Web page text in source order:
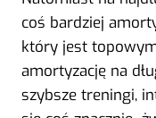
coś bardziej
który jest
amortyzację na
szybsze treningi,